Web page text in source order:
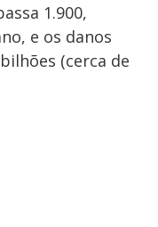
1.900,
e os danos
(cerca de